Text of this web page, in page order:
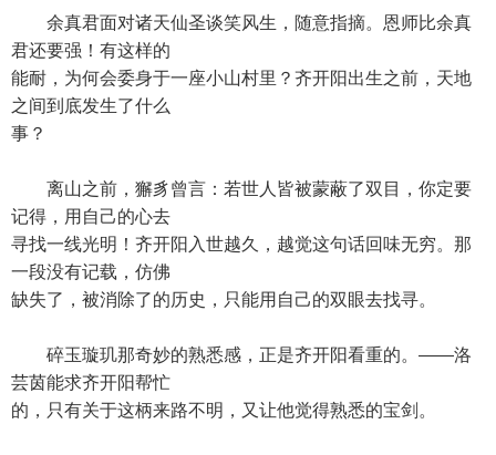
余真君面对诸天仙圣谈笑风生，随意指摘。恩师比余真
君还要强！有这样的
能耐，为何会委身于一座小山村里？齐开阳出生之前，天地
之间到底发生了什么
事？
离山之前，獬豸曾言：若世人皆被蒙蔽了双目，你定要
记得，用自己的心去
寻找一线光明！齐开阳入世越久，越觉这句话回味无穷。那
一段没有记载，仿佛
缺失了，被消除了的历史，只能用自己的双眼去找寻。
碎玉璇玑那奇妙的熟悉感，正是齐开阳看重的。——洛
芸茵能求齐开阳帮忙
的，只有关于这柄来路不明，又让他觉得熟悉的宝剑。